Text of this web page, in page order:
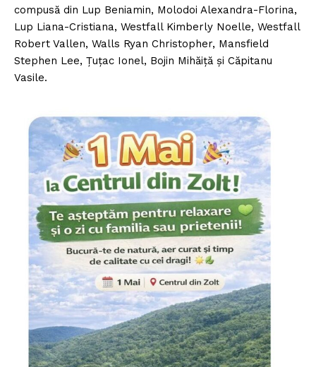
compusă din Lup Beniamin, Molodoi Alexandra-Florina,
Lup Liana-Cristiana, Westfall Kimberly Noelle, Westfall
Robert Vallen, Walls Ryan Christopher, Mansfield
Stephen Lee, Țuțac Ionel, Bojin Mihăiță şi Căpitanu
Vasile.